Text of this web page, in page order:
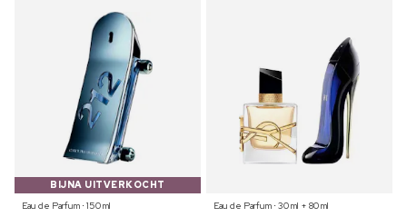
BIJNA UITVERKOCHT
Eau de Parfum ⋅ 150 ml
Eau de Parfum ⋅ 30 ml + 80 ml